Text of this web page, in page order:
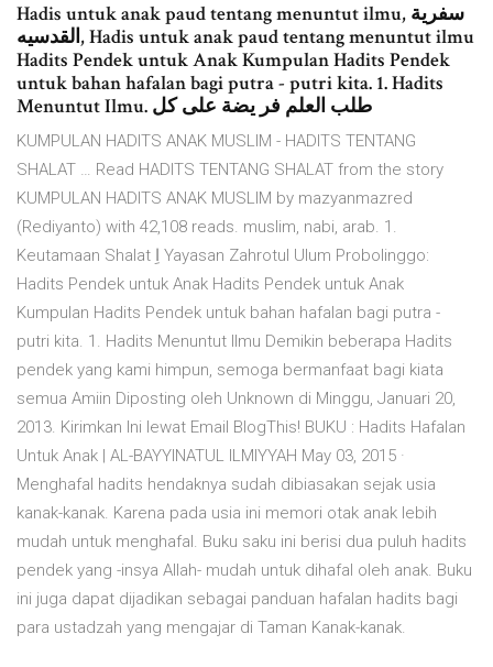
Hadis untuk anak paud tentang menuntut ilmu, سفرﻳﺔ
القدسيه, Hadis untuk anak paud tentang menuntut ilmu
Hadits Pendek untuk Anak Kumpulan Hadits Pendek
untuk bahan hafalan bagi putra - putri kita. 1. Hadits
Menuntut Ilmu. طلب العلم فر يضة على كل
KUMPULAN HADITS ANAK MUSLIM - HADITS TENTANG
SHALAT … Read HADITS TENTANG SHALAT from the story
KUMPULAN HADITS ANAK MUSLIM by mazyanmazred
(Rediyanto) with 42,108 reads. muslim, nabi, arab. 1.
Keutamaan Shalat اِ Yayasan Zahrotul Ulum Probolinggo:
Hadits Pendek untuk Anak Hadits Pendek untuk Anak
Kumpulan Hadits Pendek untuk bahan hafalan bagi putra -
putri kita. 1. Hadits Menuntut Ilmu Demikin beberapa Hadits
pendek yang kami himpun, semoga bermanfaat bagi kiata
semua Amiin Diposting oleh Unknown di Minggu, Januari 20,
2013. Kirimkan Ini lewat Email BlogThis! BUKU : Hadits Hafalan
Untuk Anak | AL-BAYYINATUL ILMIYYAH May 03, 2015 ·
Menghafal hadits hendaknya sudah dibiasakan sejak usia
kanak-kanak. Karena pada usia ini memori otak anak lebih
mudah untuk menghafal. Buku saku ini berisi dua puluh hadits
pendek yang -insya Allah- mudah untuk dihafal oleh anak. Buku
ini juga dapat dijadikan sebagai panduan hafalan hadits bagi
para ustadzah yang mengajar di Taman Kanak-kanak.